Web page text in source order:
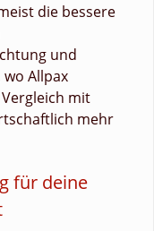
die bessere
und
Allpax
mit
mehr
für deine